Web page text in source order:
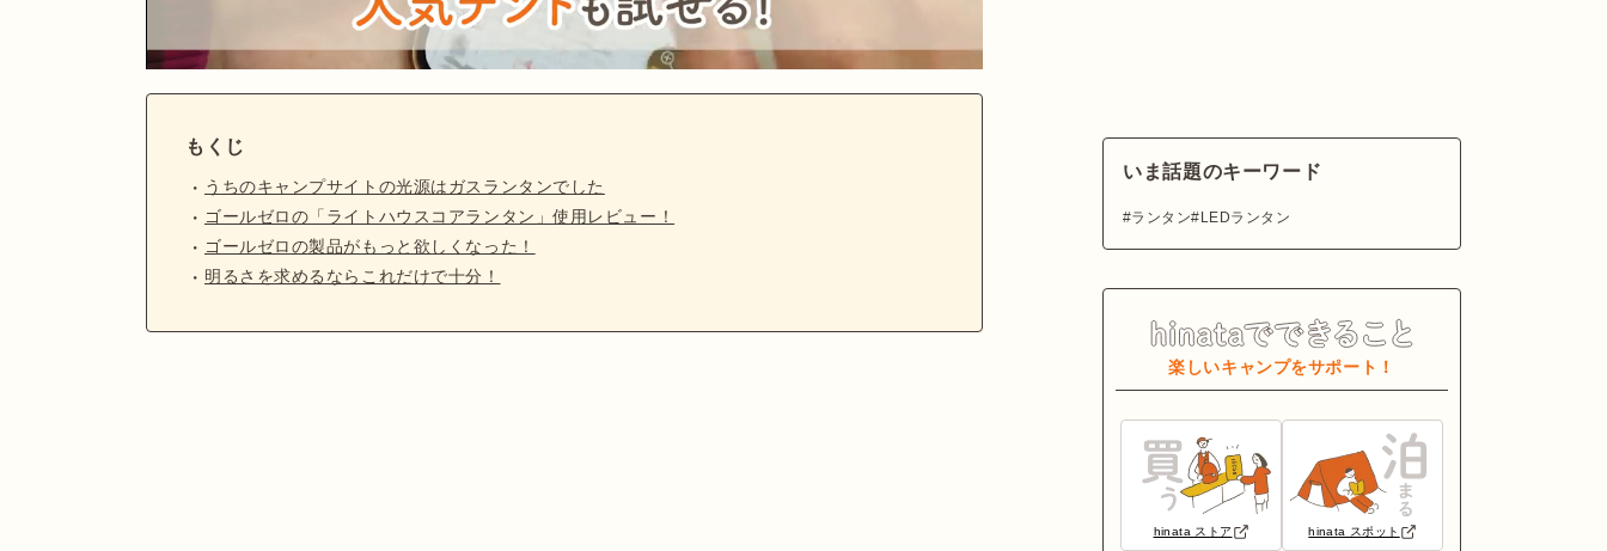
もくじ
うちのキャンプサイトの光源はガスランタンでした
ゴールゼロの「ライトハウスコアランタン」使用レビュー！
ゴールゼロの製品がもっと欲しくなった！
明るさを求めるならこれだけで十分！
いま話題のキーワード
ランタン LEDランタン
楽しいキャンプをサポート！
hinata ストア hinata スポット